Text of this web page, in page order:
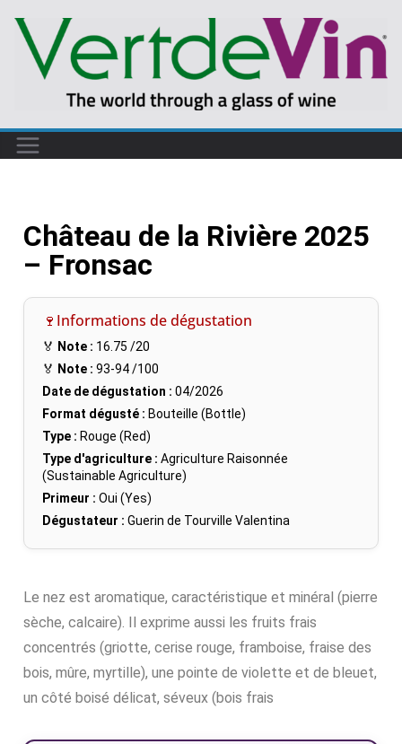
Château de la Rivière 2025
– Fronsac
🍷Informations de dégustation
🏅 Note : 16.75 /20
🏅 Note : 93-94/100
Date de dégustation : 04/2026
Format dégusté : Bouteille (Bottle)
Type : Rouge (Red)
Type d'agriculture : Agriculture Raisonnée
(Sustainable Agriculture)
Primeur : Oui (Yes)
Dégustateur : Guerin de Tourville Valentina
Le nez est aromatique, caractéristique et minéral (pierre
sèche, calcaire). Il exprime aussi les fruits frais
concentrés (griotte, cerise rouge, framboise, fraise des
bois, mûre, myrtille), une pointe de violette et de bleuet,
un côté boisé délicat, séveux (bois frais